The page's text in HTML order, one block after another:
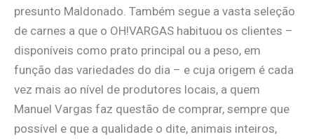
presunto Maldonado. Também segue a vasta seleção
de carnes a que o OH!VARGAS habituou os clientes –
disponíveis como prato principal ou a peso, em
função das variedades do dia – e cuja origem é cada
vez mais ao nível de produtores locais, a quem
Manuel Vargas faz questão de comprar, sempre que
possível e que a qualidade o dite, animais inteiros,